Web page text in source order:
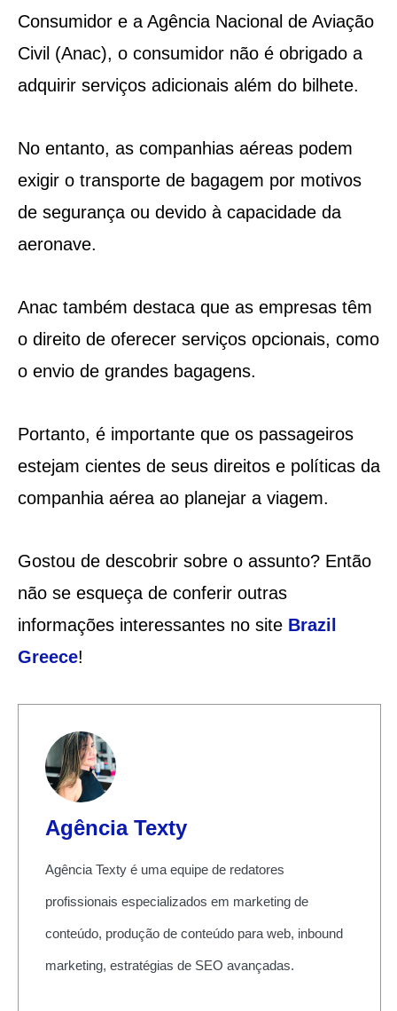
Consumidor e a Agência Nacional de Aviação
Civil (Anac), o consumidor não é obrigado a
adquirir serviços adicionais além do bilhete.
No entanto, as companhias aéreas podem
exigir o transporte de bagagem por motivos
de segurança ou devido à capacidade da
aeronave.
Anac também destaca que as empresas têm
o direito de oferecer serviços opcionais, como
o envio de grandes bagagens.
Portanto, é importante que os passageiros
estejam cientes de seus direitos e políticas da
companhia aérea ao planejar a viagem.
Gostou de descobrir sobre o assunto? Então
não se esqueça de conferir outras
informações interessantes no site Brazil
Greece!
Agência Texty
Agência Texty é uma equipe de redatores
profissionais especializados em marketing de
conteúdo, produção de conteúdo para web, inbound
marketing, estratégias de SEO avançadas.